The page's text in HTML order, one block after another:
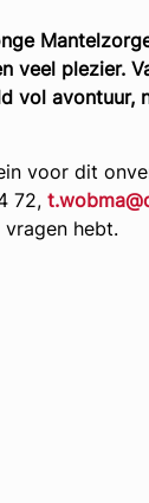
veel plezier.
vol avontuur,
voor dit
72,
hebt.